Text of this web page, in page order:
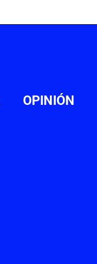
OPINIÓN